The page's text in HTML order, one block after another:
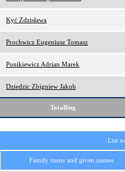
Kyć Zdzisława
Prochwicz Eugeniusz Tomasz
Ponikiewicz Adrian Marek
Dziedzic Zbigniew Jakub
Totalling
List
Family name and given names